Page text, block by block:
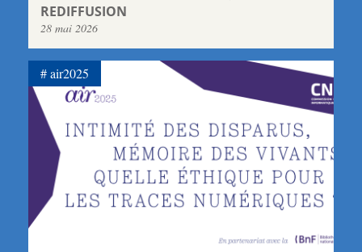
REDIFFUSION
28 mai 2026
air2025